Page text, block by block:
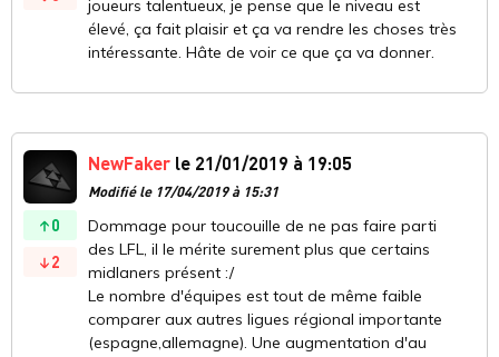
joueurs talentueux, je pense que le niveau est
élevé, ça fait plaisir et ça va rendre les choses très
intéressante. Hâte de voir ce que ça va donner.
0
2
NewFaker le 21/01/2019 à 19:05
Modifié le 17/04/2019 à 15:31
Dommage pour toucouille de ne pas faire parti
des LFL, il le mérite surement plus que certains
midlaners présent :/
Le nombre d'équipes est tout de même faible
comparer aux autres ligues régional importante
(espagne,allemagne). Une augmentation d'au